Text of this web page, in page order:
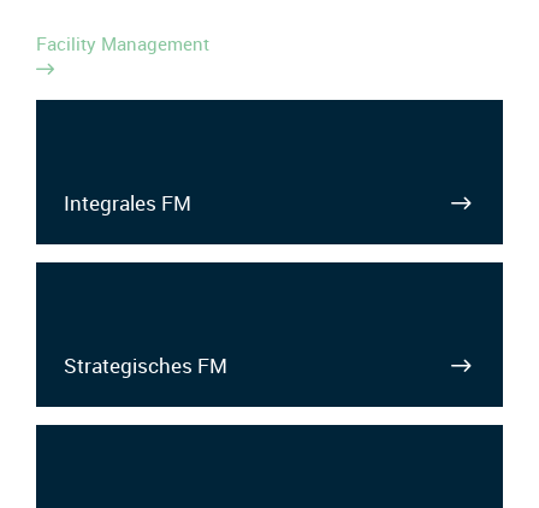
Facility Management
Integrales FM
Strategisches FM